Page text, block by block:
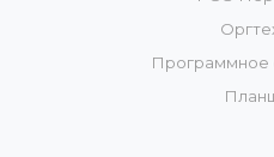
Программное